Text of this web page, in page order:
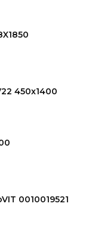
450x1400
0010019521